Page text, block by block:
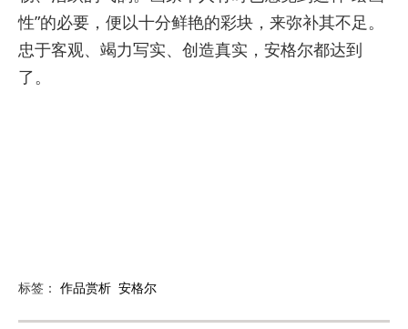
性”的必要，便以十分鲜艳的彩块，来弥补其不足。
忠于客观、竭力写实、创造真实，安格尔都达到
了。
标签： 作品赏析 安格尔